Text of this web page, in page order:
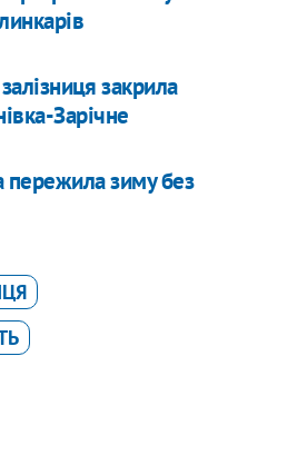
закрила
Зарічне
пережила зиму без